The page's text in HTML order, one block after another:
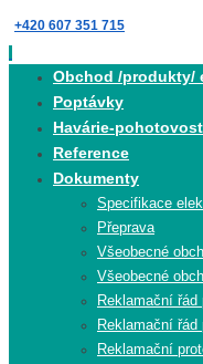
Skip
to
content
+420 607 351 715
Obchod /produkty/
Poptávky
Havárie-
Reference
Dokumenty
Specifikace
Přeprava
Všeobecné
Všeobecné
Reklamační řád
Reklamační řád
Reklamační